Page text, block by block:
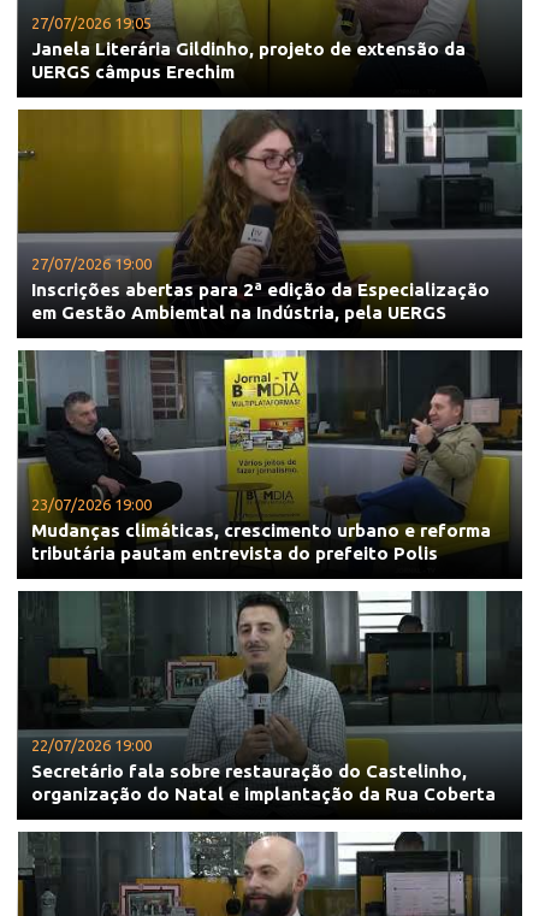
27/07/2026 19:05
Janela Literária Gildinho, projeto de extensão da
UERGS câmpus Erechim
27/07/2026 19:00
Inscrições abertas para 2ª edição da Especialização
em Gestão Ambiemtal na Indústria, pela UERGS
23/07/2026 19:00
Mudanças climáticas, crescimento urbano e reforma
tributária pautam entrevista do prefeito Polis
22/07/2026 19:00
Secretário fala sobre restauração do Castelinho,
organização do Natal e implantação da Rua Coberta